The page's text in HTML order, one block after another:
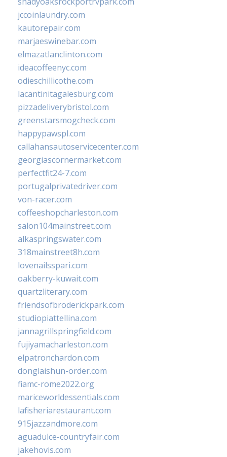
jccoinlaundry.com
kautorepair.com
marjaeswinebar.com
elmazatlanclinton.com
ideacoffeenyc.com
odieschillicothe.com
lacantinitagalesburg.com
pizzadeliverybristol.com
greenstarsmogcheck.com
happypawspl.com
callahansautoservicecenter.com
georgiascornermarket.com
perfectfit24-7.com
portugalprivatedriver.com
von-racer.com
coffeeshopcharleston.com
salon104mainstreet.com
alkaspringswater.com
318mainstreet8h.com
lovenailsspari.com
oakberry-kuwait.com
quartzliterary.com
friendsofbroderickpark.com
studiopiattellina.com
jannagrillspringfield.com
fujiyamacharleston.com
elpatronchardon.com
donglaishun-order.com
fiamc-rome2022.org
mariceworldessentials.com
lafisheriarestaurant.com
915jazzandmore.com
aguadulce-countryfair.com
jakehovis.com